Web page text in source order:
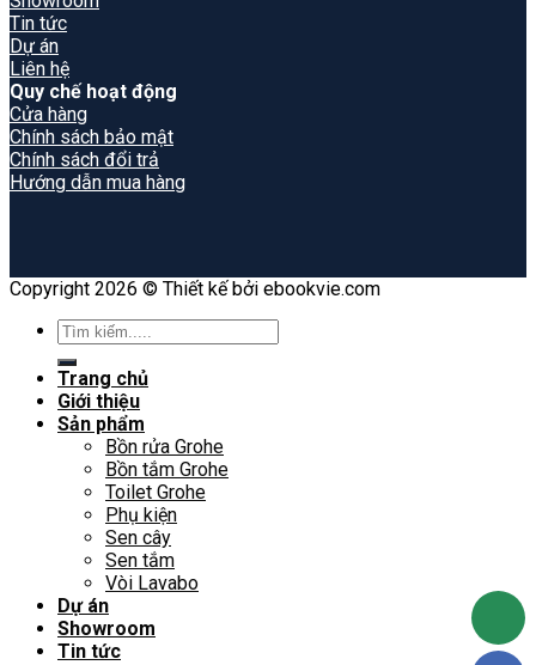
Tin tức
Dự án
Liên hệ
Quy chế hoạt động
Cửa hàng
Chính sách bảo mật
Chính sách đổi trả
Hướng dẫn mua hàng
Copyright 2026 © Thiết kế bởi ebookvie.com
Search
for:
Trang chủ
Giới thiệu
Sản phẩm
Bồn rửa Grohe
Bồn tắm Grohe
Toilet Grohe
Phụ kiện
Sen cây
Sen tắm
Vòi Lavabo
Dự án
Showroom
Tin tức